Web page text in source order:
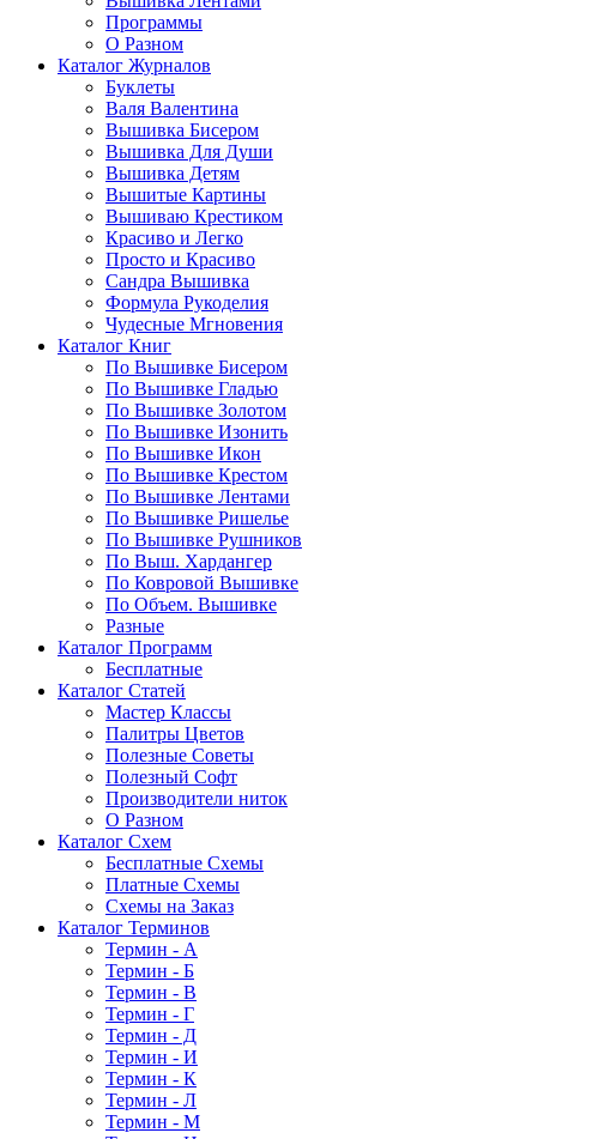
Программы
О Разном
Каталог Журналов
Буклеты
Валя Валентина
Вышивка Бисером
Вышивка Для Души
Вышивка Детям
Вышитые Картины
Вышиваю Крестиком
Красиво и Легко
Просто и Красиво
Сандра Вышивка
Формула Рукоделия
Чудесные Мгновения
Каталог Книг
По Вышивке Бисером
По Вышивке Гладью
По Вышивке Золотом
По Вышивке Изонить
По Вышивке Икон
По Вышивке Крестом
По Вышивке Лентами
По Вышивке Ришелье
По Вышивке Рушников
По Выш. Хардангер
По Ковровой Вышивке
По Объем. Вышивке
Разные
Каталог Программ
Бесплатные
Каталог Статей
Мастер Классы
Палитры Цветов
Полезные Советы
Полезный Софт
Производители ниток
О Разном
Каталог Схем
Бесплатные Схемы
Платные Схемы
Схемы на Заказ
Каталог Терминов
Термин - А
Термин - Б
Термин - В
Термин - Г
Термин - Д
Термин - И
Термин - К
Термин - Л
Термин - М